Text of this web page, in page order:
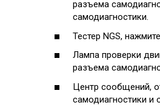
разъема
самодиагностики.
Тестер NGS,
Лампа проверки
разъема
Центр сообщений,
самодиагностики и